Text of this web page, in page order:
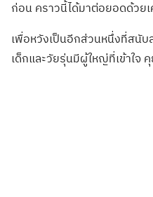
ก่อน คราวนี้ได้มาต่อยอดด้วย
เพื่อหวังเป็นอีกส่วนหนึ่งที่สนั
เด็กและวัยรุ่นมีผู้ใหญ่ที่เข้าใจ